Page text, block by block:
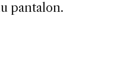
pantalon.